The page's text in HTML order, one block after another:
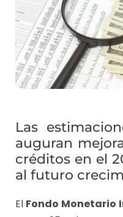
Las
auguran
créditos en el
al futuro
El Fondo Monetario